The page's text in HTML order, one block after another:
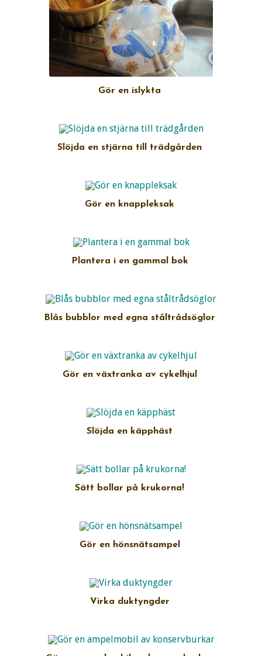
Gör en islykta
Slöjda en stjärna till trädgården
Gör en knappleksak
Plantera i en gammal bok
Blås bubblor med egna ståltrådsöglor
Gör en växtranka av cykelhjul
Slöjda en käpphäst
Sätt bollar på krukorna!
Gör en hönsnätsampel
Virka duktyngder